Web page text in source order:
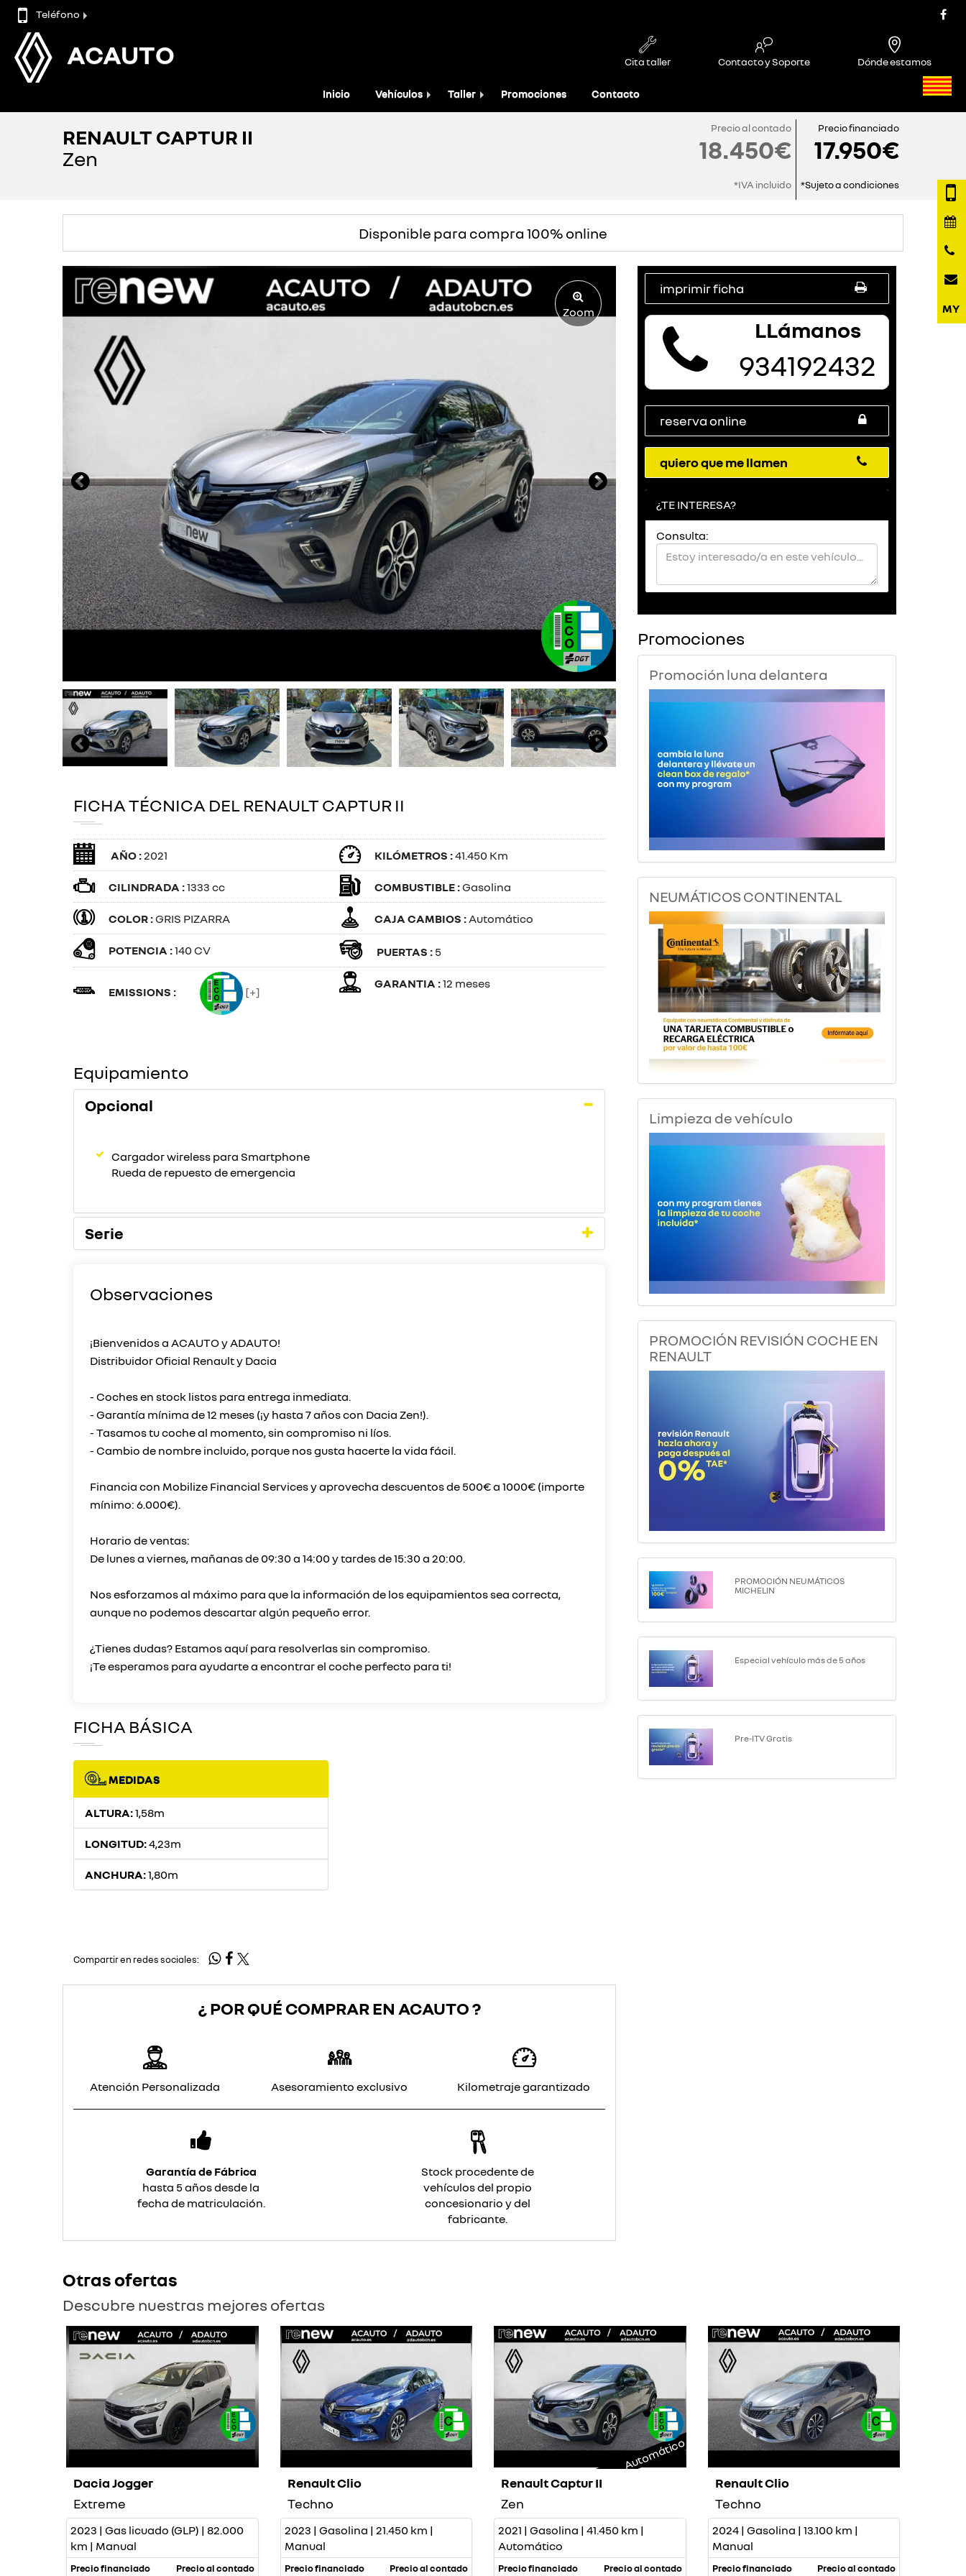
Teléfono
ACAUTO Cita taller Contacto y Soporte Dónde estamos
Inicio Vehículos Taller Promociones Contacto
RENAULT CAPTUR II
Zen
Precio al contado
18.450€
*IVA incluido
Precio financiado
17.950€
*Sujeto a condiciones
Disponible para compra 100% online
Zoom
FICHA TÉCNICA DEL RENAULT CAPTUR II
AÑO :2021 KILÓMETROS :41.450 Km
CILINDRADA :1333 cc COMBUSTIBLE :Gasolina
COLOR :GRIS PIZARRA CAJA CAMBIOS :Automático
POTENCIA :140 CV PUERTAS : 5
EMISSIONS : [+]
GARANTIA :12 meses
Equipamiento
Opcional
Cargador wireless para Smartphone
Rueda de repuesto de emergencia
Serie
Observaciones
¡Bienvenidos a ACAUTO y ADAUTO!
Distribuidor Oficial Renault y Dacia
- Coches en stock listos para entrega inmediata.
- Garantía mínima de 12 meses (¡y hasta 7 años con Dacia Zen!).
- Tasamos tu coche al momento, sin compromiso ni líos.
- Cambio de nombre incluido, porque nos gusta hacerte la vida fácil.
Financia con Mobilize Financial Services y aprovecha descuentos de 500€ a 1000€ (importe
mínimo: 6.000€).
Horario de ventas:
De lunes a viernes, mañanas de 09:30 a 14:00 y tardes de 15:30 a 20:00.
Nos esforzamos al máximo para que la información de los equipamientos sea correcta,
aunque no podemos descartar algún pequeño error.
¿Tienes dudas? Estamos aquí para resolverlas sin compromiso.
FICHA BÁSICA
MEDIDAS
ALTURA:1,58m
LONGITUD:4,23m
ANCHURA:1,80m
Compartir en redes sociales:
¿ POR QUÉ COMPRAR EN ACAUTO ?
Atención Personalizada Asesoramiento exclusivo Kilometraje garantizado
Garantía de Fábrica
hasta 5 años desde la
fecha de matriculación.
Stock procedente de
vehículos del propio
concesionario y del
fabricante.
imprimir ficha
LLámanos
934192432
reserva online
quiero que me llamen
¿TE INTERESA?
Consulta:
Promociones
Promoción luna delantera
NEUMÁTICOS CONTINENTAL
Limpieza de vehículo
PROMOCIÓN REVISIÓN COCHE EN
RENAULT
PROMOCIÓN NEUMÁTICOS
MICHELIN
Especial vehículo más de 5 años
Pre-ITV Gratis
Otras ofertas
Descubre nuestras mejores ofertas
Dacia Jogger
Extreme
2023 | Gas licuado (GLP) | 82.000
km | Manual
Precio financiado Precio al contado
Renault Clio
Techno
2023 | Gasolina | 21.450 km |
Manual
Precio financiado Precio al contado
Automático
Renault Captur II
Zen
2021 | Gasolina | 41.450 km |
Automático
Precio financiado Precio al contado
Renault Clio
Techno
2024 | Gasolina | 13.100 km |
Manual
Precio financiado Precio al contado